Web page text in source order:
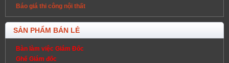
Báo giá thi công nội thất
SẢN PHẨM BÁN LẺ
Bàn làm việc Giám Đốc
Ghế Giám đốc